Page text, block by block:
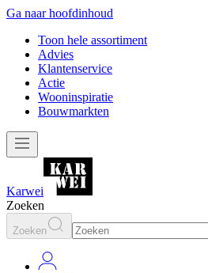
Ga naar hoofdinhoud
Toon hele assortiment
Advies
Klantenservice
Actie
Wooninspiratie
Bouwmarkten
Karwei
Zoeken
Zoeken